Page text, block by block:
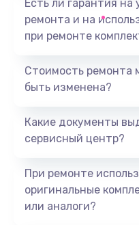
Есть ли гарантия на
ремонта и на
при ремонте
Стоимость ремонта
быть изменена?
Какие документы
сервисный центр?
При ремонте
оригинальные
или аналоги?